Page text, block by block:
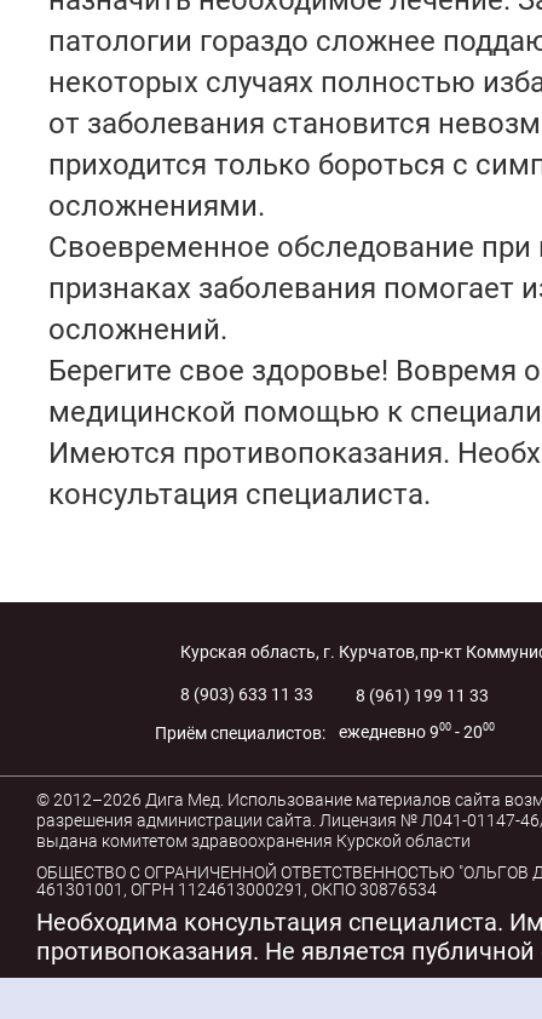
патологии гораздо сложнее
некоторых случаях полностью
от заболевания становится
приходится только бороться с
осложнениями.
Своевременное обследование при
признаках заболевания помогает
осложнений.
Берегите свое здоровье! Вовремя
медицинской помощью к
Имеются противопоказания.
консультация специалиста.
Курская область, г. Курчатов,пр-кт
8 (903) 633 11 33
8 (961) 199 11 33
Приём специалистов:
ежедневно 900 - 2000
© 2012–2026 Дига Мед. Использование материалов сайта
разрешения администрации сайта. Лицензия № Л041-01147-
выдана комитетом здравоохранения Курской области
ОБЩЕСТВО С ОГРАНИЧЕННОЙ ОТВЕТСТВЕННОСТЬЮ "ОЛЬГОВ
461301001, ОГРН 1124613000291, ОКПО 30876534
Необходима консультация специалиста.
противопоказания. Не является